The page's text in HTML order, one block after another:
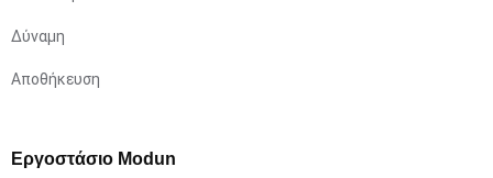
Δύναμη
Αποθήκευση
Εργοστάσιο Modun